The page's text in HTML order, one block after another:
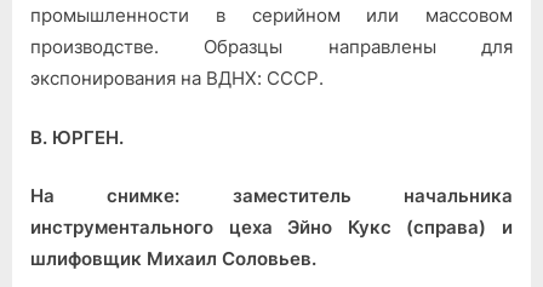
промышленности в серийном или массовом
производстве. Образцы направлены для
экспонирования на ВДНХ: СССР.
В. ЮРГЕН.
На снимке: заместитель начальника
инструментального цеха Эйно Кукс (справа) и
шлифовщик Михаил Соловьев.